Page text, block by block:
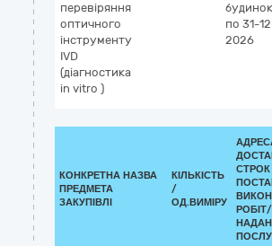
перевіряння
оптичного
інструменту
IVD
(діагностика
in vitro )
по 31-
2026
КОНКРЕТНА НАЗВА
ПРЕДМЕТА
ЗАКУПІВЛІ
КІЛЬКІСТЬ
/
ОД.ВИМІРУ
СТРОК
РОБІТ/